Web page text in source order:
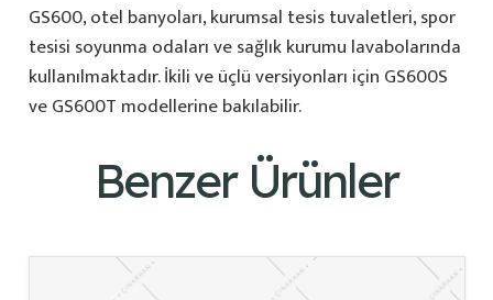
GS600, otel banyoları, kurumsal tesis tuvaletleri, spor
tesisi soyunma odaları ve sağlık kurumu lavabolarında
kullanılmaktadır. İkili ve üçlü versiyonları için GS600S
ve GS600T modellerine bakılabilir.
Benzer Ürünler